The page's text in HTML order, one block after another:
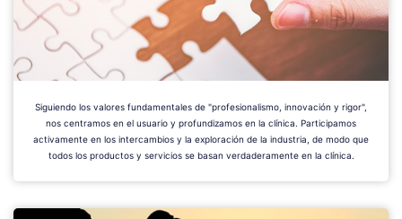
Siguiendo los valores fundamentales de "profesionalismo, innovación y rigor",
nos centramos en el usuario y profundizamos en la clínica. Participamos
activamente en los intercambios y la exploración de la industria, de modo que
todos los productos y servicios se basan verdaderamente en la clínica.